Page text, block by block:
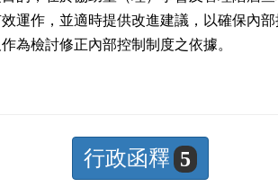
運作，並適時提供改進建議，以確保內
為檢討修正內部控制制度之依據。
行政函釋 5